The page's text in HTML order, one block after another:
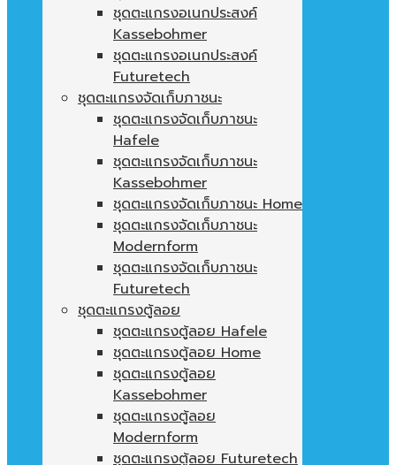
ชุดตะแกรงอเนกประสงค์
Kassebohmer
ชุดตะแกรงอเนกประสงค์
Futuretech
ชุดตะแกรงจัดเก็บภาชนะ
ชุดตะแกรงจัดเก็บภาชนะ
Hafele
ชุดตะแกรงจัดเก็บภาชนะ
Kassebohmer
ชุดตะแกรงจัดเก็บภาชนะ Home
ชุดตะแกรงจัดเก็บภาชนะ
Modernform
ชุดตะแกรงจัดเก็บภาชนะ
Futuretech
ชุดตะแกรงตู้ลอย
ชุดตะแกรงตู้ลอย Hafele
ชุดตะแกรงตู้ลอย Home
ชุดตะแกรงตู้ลอย
Kassebohmer
ชุดตะแกรงตู้ลอย
Modernform
ชุดตะแกรงตู้ลอย Futuretech